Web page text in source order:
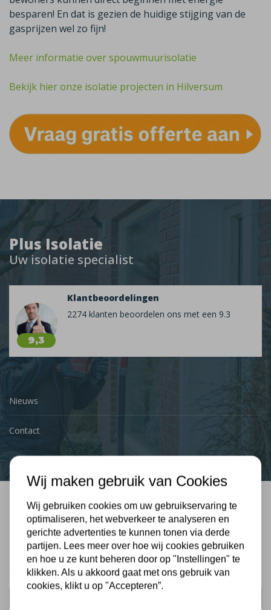
Plus Isolatie
Uw isolatie specialist
9,3
Klantbeoordelingen
2274 klanten beoordelen ons met een 9.3
Nieuws
Contact
Bel mij terug
Gratis, vrijblijvend advies
Uw naam:
besparen! En dat is gezien de huidige stijging van de
gasprijzen wel zo fijn!
Meer informatie over spouwmuurisolatie
Bekijk hier onze isolatie projecten in Hilversum
Wij maken gebruik van Cookies
Wij gebruiken cookies om uw gebruikservaring te
optimaliseren, het webverkeer te analyseren en
gerichte advertenties te kunnen tonen via derde
partijen. Lees meer over hoe wij cookies gebruiken
en hoe u ze kunt beheren door op "Instellingen" te
klikken. Als u akkoord gaat met ons gebruik van
cookies, klikt u op "Accepteren”.